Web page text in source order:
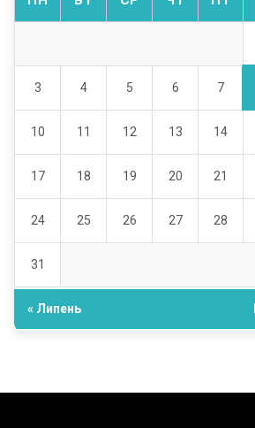
3 4 5 6 7
10 11 12 13 14
17 18 19 20 21
24 25 26 27 28
31
« Липень